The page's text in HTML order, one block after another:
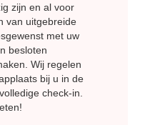
zijn en al voor
van uitgebreide
met uw
besloten
Wij regelen
bij u in de
check-in.